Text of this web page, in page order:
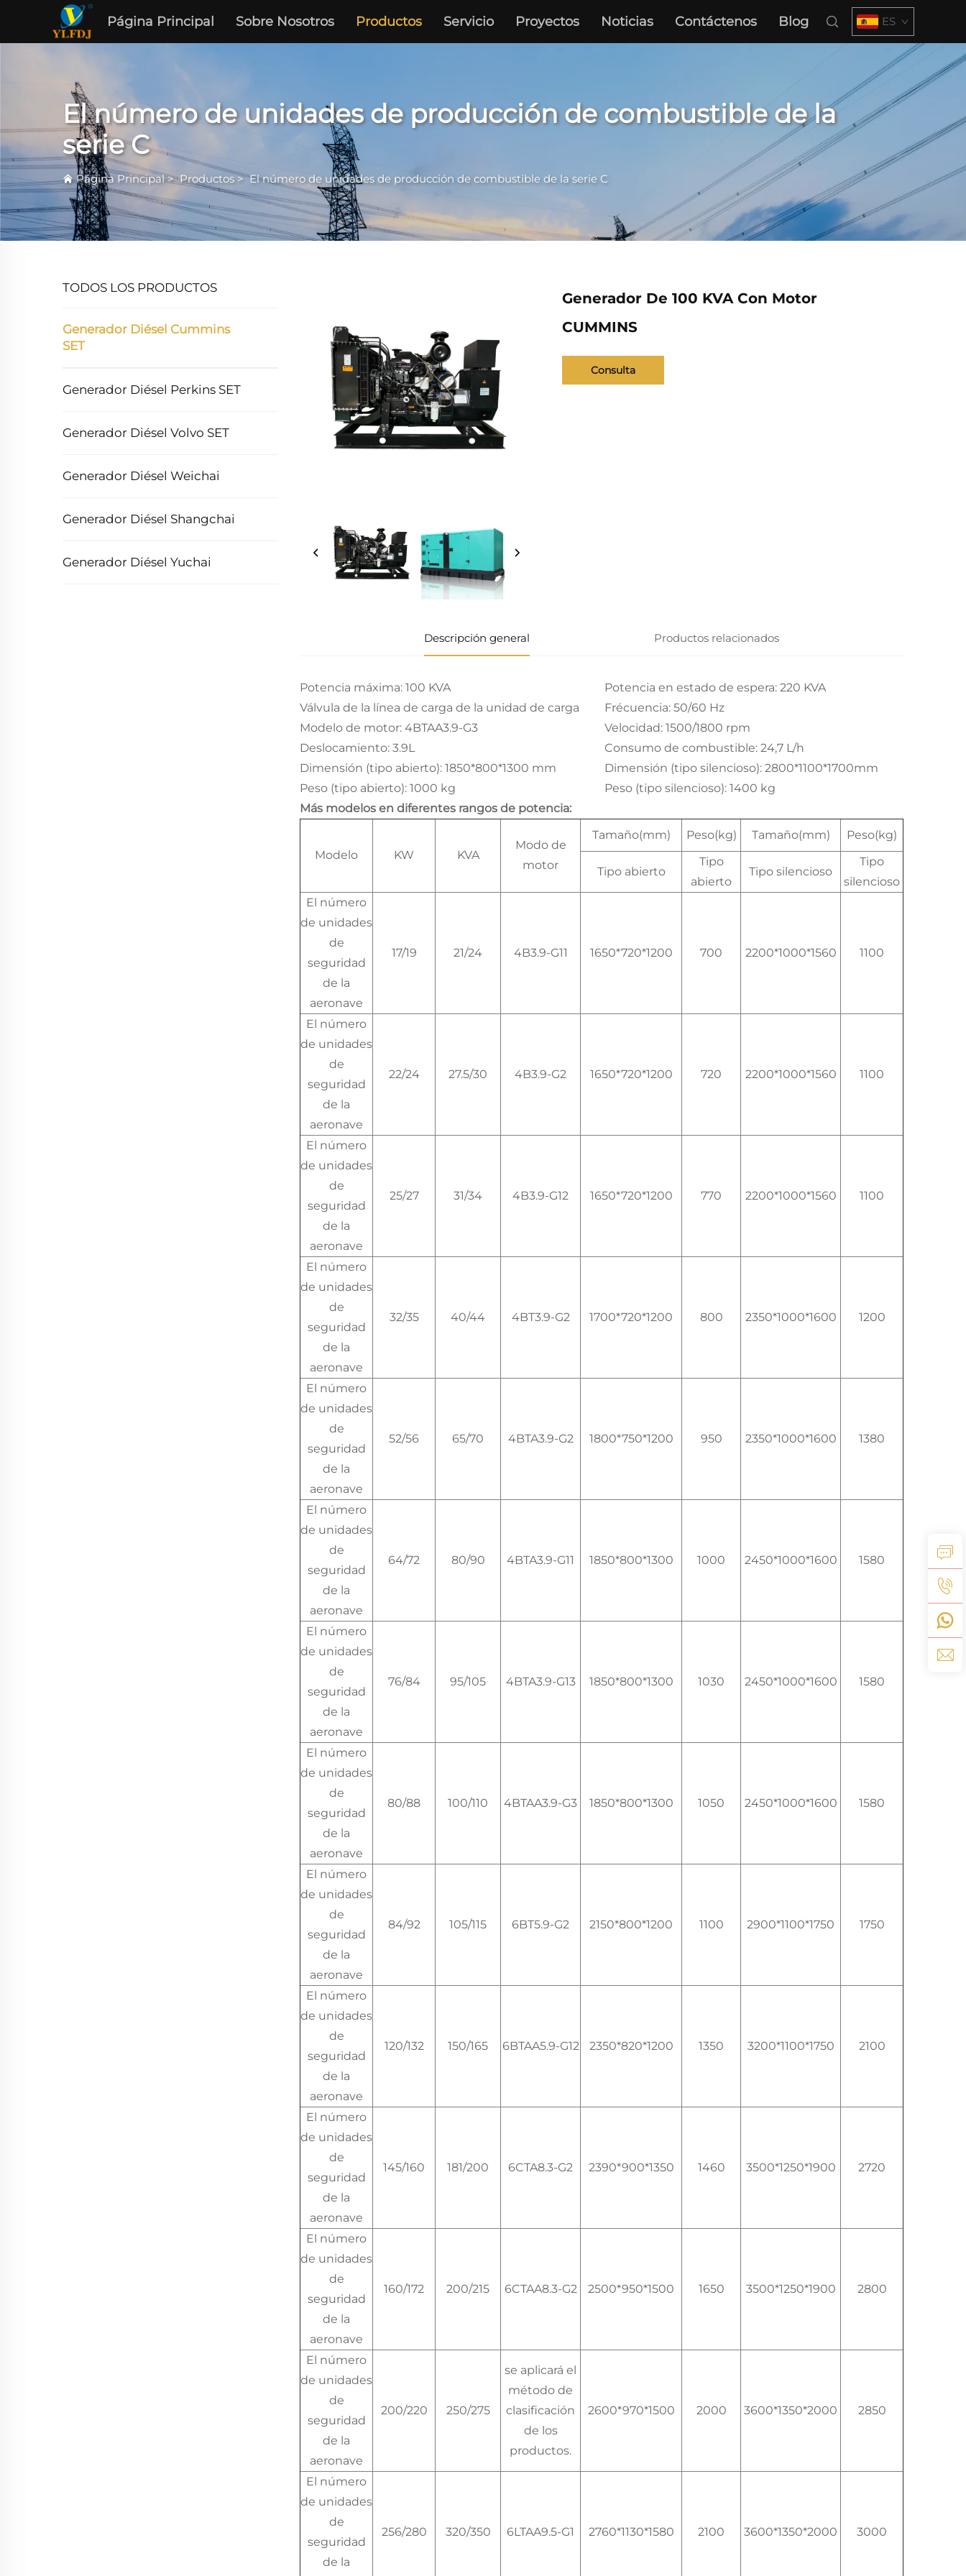
Página Principal Sobre Nosotros Productos Servicio Proyectos Noticias Contáctenos Blog ES
El número de unidades de producción de combustible de la
serie C
Página Principal>Productos>El número de unidades de producción de combustible de la serie C
TODOS LOS PRODUCTOS
Generador Diésel Cummins
SET
Generador Diésel Perkins SET
Generador Diésel Volvo SET
Generador Diésel Weichai
Generador Diésel Shangchai
Generador Diésel Yuchai
Generador De 100 KVA Con Motor
CUMMINS
Consulta
Descripción general Productos relacionados
Potencia máxima: 100 KVA
Potencia en estado de espera: 220 KVA
Válvula de la línea de carga de la unidad de carga
Frécuencia: 50/60 Hz
Modelo de motor: 4BTAA3.9-G3
Velocidad: 1500/1800 rpm
Deslocamiento: 3.9L
Consumo de combustible: 24,7 L/h
Dimensión (tipo abierto): 1850*800*1300 mm
Dimensión (tipo silencioso): 2800*1100*1700mm
Peso (tipo abierto): 1000 kg
Peso (tipo silencioso): 1400 kg
Más modelos en diferentes rangos de potencia:
Modelo KW KVA
Modo de
motor
Tamaño(mm) Peso(kg) Tamaño(mm) Peso(kg)
Tipo abierto
Tipo
abierto
Tipo silencioso
Tipo
silencioso
El número
de unidades
de
seguridad
de la
aeronave
17/19 21/24 4B3.9-G11 1650*720*1200 700 2200*1000*1560 1100
El número
de unidades
de
seguridad
de la
aeronave
22/24 27.5/30 4B3.9-G2 1650*720*1200 720 2200*1000*1560 1100
El número
de unidades
de
seguridad
de la
aeronave
25/27 31/34 4B3.9-G12 1650*720*1200 770 2200*1000*1560 1100
El número
de unidades
de
seguridad
de la
aeronave
32/35 40/44 4BT3.9-G2 1700*720*1200 800 2350*1000*1600 1200
El número
de unidades
de
seguridad
de la
aeronave
52/56 65/70 4BTA3.9-G2 1800*750*1200 950 2350*1000*1600 1380
El número
de unidades
de
seguridad
de la
aeronave
64/72 80/90 4BTA3.9-G11 1850*800*1300 1000 2450*1000*1600 1580
El número
de unidades
de
seguridad
de la
aeronave
76/84 95/105 4BTA3.9-G13 1850*800*1300 1030 2450*1000*1600 1580
El número
de unidades
de
seguridad
de la
aeronave
80/88 100/110 4BTAA3.9-G3 1850*800*1300 1050 2450*1000*1600 1580
El número
de unidades
de
seguridad
de la
aeronave
84/92 105/115 6BT5.9-G2 2150*800*1200 1100 2900*1100*1750 1750
El número
de unidades
de
seguridad
de la
aeronave
120/132 150/165 6BTAA5.9-G12 2350*820*1200 1350 3200*1100*1750 2100
El número
de unidades
de
seguridad
de la
aeronave
145/160 181/200 6CTA8.3-G2 2390*900*1350 1460 3500*1250*1900 2720
El número
de unidades
de
seguridad
de la
aeronave
160/172 200/215 6CTAA8.3-G2 2500*950*1500 1650 3500*1250*1900 2800
El número
de unidades
de
seguridad
de la
aeronave
200/220 250/275
se aplicará el
método de
clasificación
de los
productos.
2600*970*1500 2000 3600*1350*2000 2850
El número
de unidades
de
seguridad
de la
256/280 320/350 6LTAA9.5-G1 2760*1130*1580 2100 3600*1350*2000 3000